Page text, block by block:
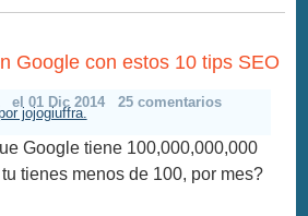
Google con estos 10 tips SEO
el 01 Dic 2014 25 comentarios
jojogiuffra.
Google tiene 100,000,000,000
tienes menos de 100, por mes?